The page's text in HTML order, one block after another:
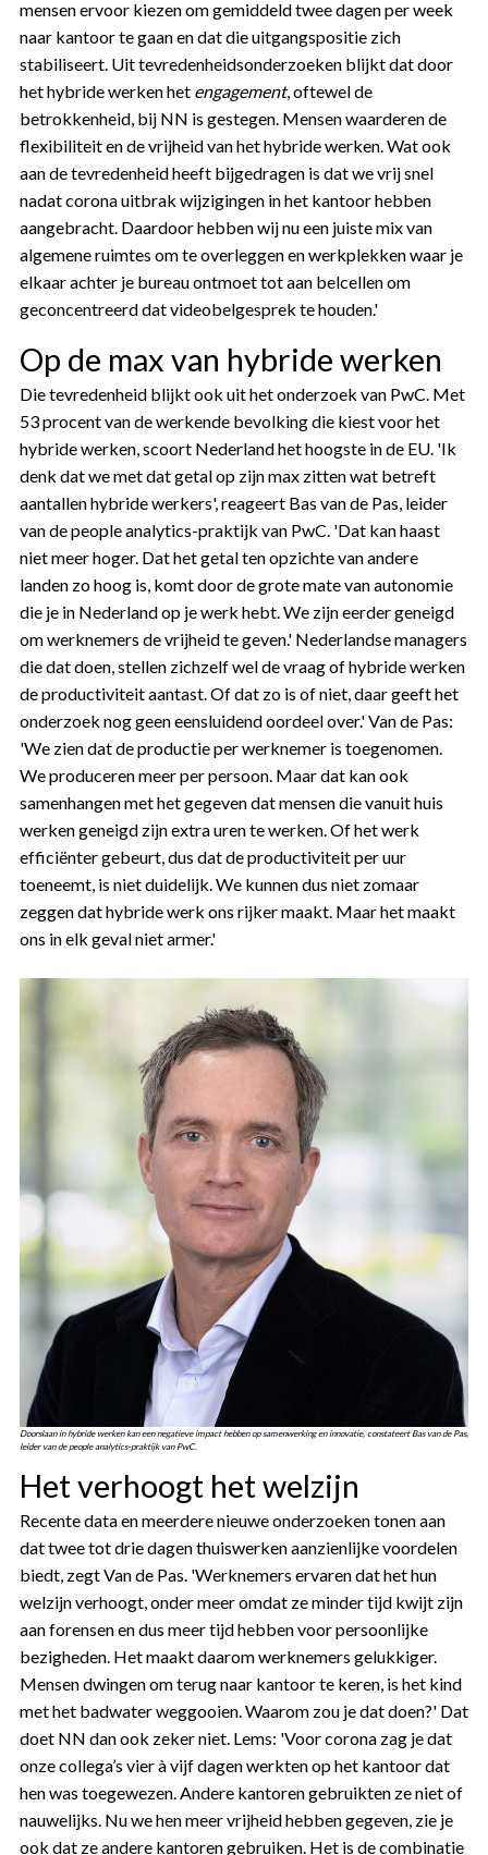
mensen ervoor kiezen om gemiddeld twee dagen per week
naar kantoor te gaan en dat die uitgangspositie zich
stabiliseert. Uit tevredenheidsonderzoeken blijkt dat door
het hybride werken het engagement, oftewel de
betrokkenheid, bij NN is gestegen. Mensen waarderen de
flexibiliteit en de vrijheid van het hybride werken. Wat ook
aan de tevredenheid heeft bijgedragen is dat we vrij snel
nadat corona uitbrak wijzigingen in het kantoor hebben
aangebracht. Daardoor hebben wij nu een juiste mix van
algemene ruimtes om te overleggen en werkplekken waar je
elkaar achter je bureau ontmoet tot aan belcellen om
geconcentreerd dat videobelgesprek te houden.'
Op de max van hybride werken
Die tevredenheid blijkt ook uit het onderzoek van PwC. Met
53 procent van de werkende bevolking die kiest voor het
hybride werken, scoort Nederland het hoogste in de EU. 'Ik
denk dat we met dat getal op zijn max zitten wat betreft
aantallen hybride werkers', reageert Bas van de Pas, leider
van de people analytics-praktijk van PwC. 'Dat kan haast
niet meer hoger. Dat het getal ten opzichte van andere
landen zo hoog is, komt door de grote mate van autonomie
die je in Nederland op je werk hebt. We zijn eerder geneigd
om werknemers de vrijheid te geven.' Nederlandse managers
die dat doen, stellen zichzelf wel de vraag of hybride werken
de productiviteit aantast. Of dat zo is of niet, daar geeft het
onderzoek nog geen eensluidend oordeel over.' Van de Pas:
'We zien dat de productie per werknemer is toegenomen.
We produceren meer per persoon. Maar dat kan ook
samenhangen met het gegeven dat mensen die vanuit huis
werken geneigd zijn extra uren te werken. Of het werk
efficiënter gebeurt, dus dat de productiviteit per uur
toeneemt, is niet duidelijk. We kunnen dus niet zomaar
zeggen dat hybride werk ons rijker maakt. Maar het maakt
ons in elk geval niet armer.'
Doorslaan in hybride werken kan een negatieve impact hebben op samenwerking en innovatie, constateert Bas van de Pas,
leider van de people analytics-praktijk van PwC.
Het verhoogt het welzijn
Recente data en meerdere nieuwe onderzoeken tonen aan
dat twee tot drie dagen thuiswerken aanzienlijke voordelen
biedt, zegt Van de Pas. 'Werknemers ervaren dat het hun
welzijn verhoogt, onder meer omdat ze minder tijd kwijt zijn
aan forensen en dus meer tijd hebben voor persoonlijke
bezigheden. Het maakt daarom werknemers gelukkiger.
Mensen dwingen om terug naar kantoor te keren, is het kind
met het badwater weggooien. Waarom zou je dat doen?' Dat
doet NN dan ook zeker niet. Lems: 'Voor corona zag je dat
onze collega’s vier à vijf dagen werkten op het kantoor dat
hen was toegewezen. Andere kantoren gebruikten ze niet of
nauwelijks. Nu we hen meer vrijheid hebben gegeven, zie je
ook dat ze andere kantoren gebruiken. Het is de combinatie